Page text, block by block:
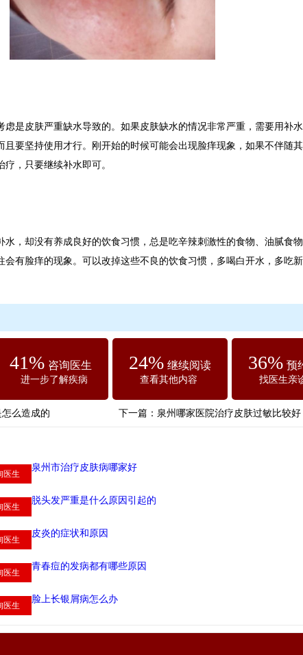
是皮肤严重缺水导致的。如果皮肤缺水的情况非常严重，需要用补
且要坚持使用才行。刚开始的时候可能会出现脸痒现象，如果不伴随
，只要继续补水即可。
，却没有养成良好的饮食习惯，总是吃辛辣刺激性的食物、油腻食
会有脸痒的现象。可以改掉这些不良的饮食习惯，多喝白开水，多吃
41% 咨询医生
进一步了解疾病
24% 继续阅读
查看其他内容
36% 预
找医生亲
么造成的 下一篇： 泉州哪家医院治疗皮肤过敏比较好
泉州市治疗皮肤病哪家好
医生
脱头发严重是什么原因引起的
医生
皮炎的症状和原因
医生
青春痘的发病都有哪些原因
医生
脸上长银屑病怎么办
医生